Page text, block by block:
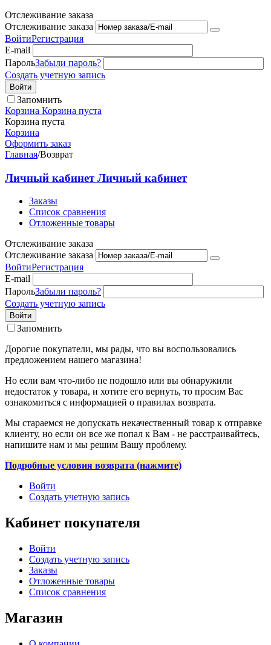
Отслеживание заказа
Отслеживание заказа
ВойтиРегистрация
E-mail
ПарольЗабыли пароль?
Создать учетную запись
Войти
Запомнить
Корзина Корзина пуста
Корзина пуста
Корзина
Оформить заказ
Главная/Возврат
Личный кабинет Личный кабинет
Заказы
Список сравнения
Отложенные товары
Отслеживание заказа
Отслеживание заказа
ВойтиРегистрация
E-mail
ПарольЗабыли пароль?
Создать учетную запись
Войти
Запомнить
Дорогие покупатели, мы рады, что вы воспользовались
предложением нашего магазина!
Но если вам что-либо не подошло или вы обнаружили
недостаток у товара, и хотите его вернуть, то просим Вас
ознакомиться с информацией о правилах возврата.
Мы стараемся не допускать некачественный товар к отправке
клиенту, но если он все же попал к Вам - не расстраивайтесь,
напишите нам и мы решим Вашу проблему.
Подробные условия возврата (нажмите)
Войти
Создать учетную запись
Кабинет покупателя
Войти
Создать учетную запись
Заказы
Отложенные товары
Список сравнения
Магазин